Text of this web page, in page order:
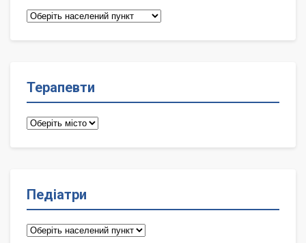
Сімейні
Терапевти
Терапевти
Педіатри
Педіатри